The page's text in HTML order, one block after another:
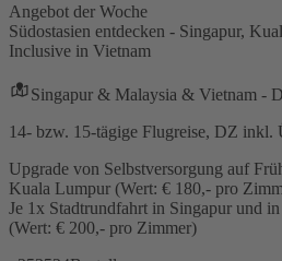
Angebot der Woche
Südostasien entdecken - Singapur,
Inclusive in Vietnam
Singapur & Malaysia & Vietnam -
14- bzw. 15-tägige Flugreise, DZ inkl.
Upgrade von Selbstversorgung auf
Kuala Lumpur (Wert: € 180,- pro
Je 1x Stadtrundfahrt in Singapur und
(Wert: € 200,- pro Zimmer)